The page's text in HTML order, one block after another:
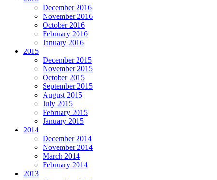
December 2016
November 2016
October 2016
February 2016
January 2016
2015
December 2015
November 2015
October 2015
September 2015
August 2015
July 2015
February 2015
January 2015
2014
December 2014
November 2014
March 2014
February 2014
2013